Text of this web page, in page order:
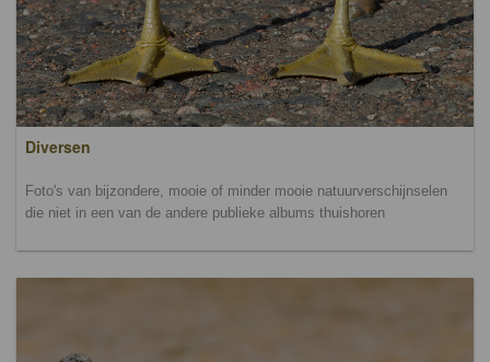
Diversen
Foto's van bijzondere, mooie of minder mooie natuurverschijnselen
die niet in een van de andere publieke albums thuishoren